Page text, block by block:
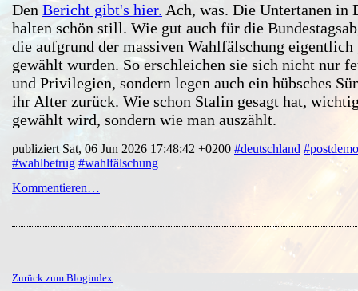
Den Bericht gibt's hier. Ach, was. Die Untertanen in
halten schön still. Wie gut auch für die
die aufgrund der massiven Wahlfälschung
gewählt wurden. So erschleichen sie sich nicht nur
und Privilegien, sondern legen auch ein hübsches
ihr Alter zurück. Wie schon Stalin gesagt hat,
gewählt wird, sondern wie man auszählt.
publiziert Sat, 06 Jun 2026 17:48:42 +0200 #deutschland
#wahlbetrug #wahlfälschung
Kommentieren…
Zurück zum Blogindex